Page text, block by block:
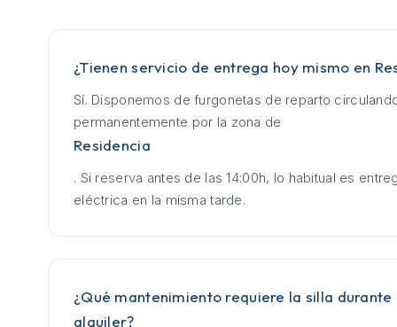
¿Tienen servicio de entrega hoy mismo en
Sí. Disponemos de furgonetas de reparto
permanentemente por la zona de
Residencia
. Si reserva antes de las 14:00h, lo habitual es
eléctrica en la misma tarde.
¿Qué mantenimiento requiere la silla durante
alquiler?